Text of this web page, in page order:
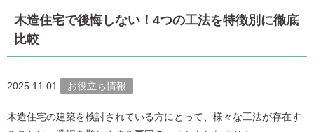
木造住宅で後悔しない！4つの工法を特徴別に徹底
比較
2025.11.01 お役立ち情報
木造住宅の建築を検討されている方にとって、様々な工法が存在す